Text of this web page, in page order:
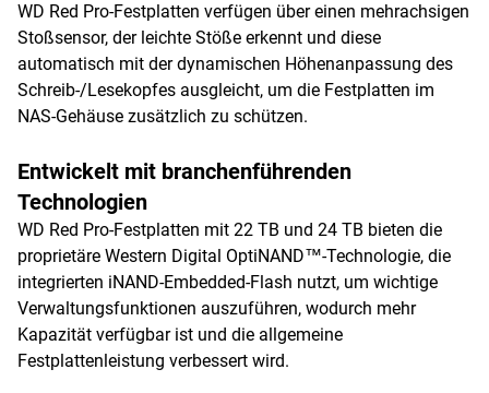
WD Red Pro-Festplatten verfügen über einen mehrachsigen
Stoßsensor, der leichte Stöße erkennt und diese
automatisch mit der dynamischen Höhenanpassung des
Schreib-/Lesekopfes ausgleicht, um die Festplatten im
NAS-Gehäuse zusätzlich zu schützen.
Entwickelt mit branchenführenden
Technologien
WD Red Pro-Festplatten mit 22 TB und 24 TB bieten die
proprietäre Western Digital OptiNAND™-Technologie, die
integrierten iNAND-Embedded-Flash nutzt, um wichtige
Verwaltungsfunktionen auszuführen, wodurch mehr
Kapazität verfügbar ist und die allgemeine
Festplattenleistung verbessert wird.